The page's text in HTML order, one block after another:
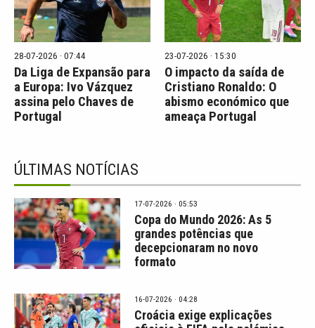
28-07-2026 · 07:44
Da Liga de Expansão para
a Europa: Ivo Vázquez
assina pelo Chaves de
Portugal
23-07-2026 · 15:30
O impacto da saída de
Cristiano Ronaldo: O
abismo económico que
ameaça Portugal
ÚLTIMAS NOTÍCIAS
17-07-2026 · 05:53
Copa do Mundo 2026: As 5
grandes potências que
decepcionaram no novo
formato
16-07-2026 · 04:28
Croácia exige explicações